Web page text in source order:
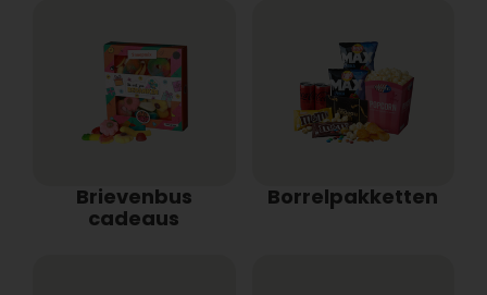
Brievenbus
cadeaus
Borrelpakketten